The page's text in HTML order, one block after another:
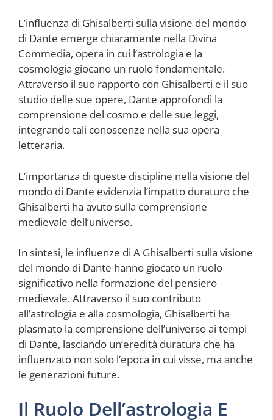
L’influenza di Ghisalberti sulla visione del mondo
di Dante emerge chiaramente nella Divina
Commedia, opera in cui l’astrologia e la
cosmologia giocano un ruolo fondamentale.
Attraverso il suo rapporto con Ghisalberti e il suo
studio delle sue opere, Dante approfondì la
comprensione del cosmo e delle sue leggi,
integrando tali conoscenze nella sua opera
letteraria.
L’importanza di queste discipline nella visione del
mondo di Dante evidenzia l’impatto duraturo che
Ghisalberti ha avuto sulla comprensione
medievale dell’universo.
In sintesi, le influenze di A Ghisalberti sulla visione
del mondo di Dante hanno giocato un ruolo
significativo nella formazione del pensiero
medievale. Attraverso il suo contributo
all’astrologia e alla cosmologia, Ghisalberti ha
plasmato la comprensione dell’universo ai tempi
di Dante, lasciando un’eredità duratura che ha
influenzato non solo l’epoca in cui visse, ma anche
le generazioni future.
Il Ruolo Dell’astrologia E